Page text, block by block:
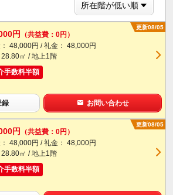
更新08/05
円 （共益費：0円）
48,000円 / 礼金： 48,000円
28.80㎡ / 地上1階
手数料半額
録 お問い合わせ
更新08/05
円 （共益費：0円）
48,000円 / 礼金： 48,000円
28.80㎡ / 地上1階
手数料半額